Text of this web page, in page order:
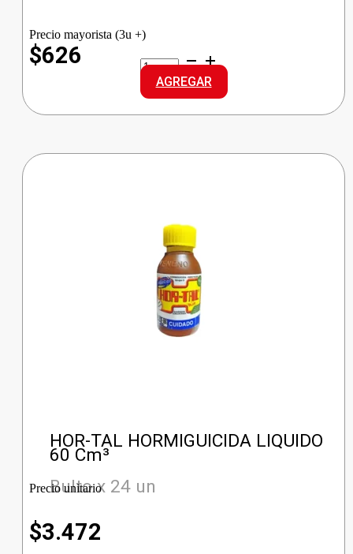
Precio mayorista (3u +)
$626
FIBRALIMP
LA
ACERO
ROLLITO
30G
AGREGAR
HOR-TAL HORMIGUICIDA LIQUIDO
60 Cm³
Bulto x 24 un
Precio unitario
$3.472